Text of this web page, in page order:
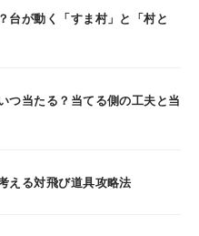
台が動く「すま村」と「村と
つ当たる？当てる側の工夫と当
える対飛び道具攻略法